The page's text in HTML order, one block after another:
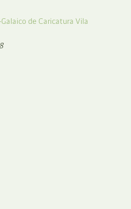
de Caricatura Vila